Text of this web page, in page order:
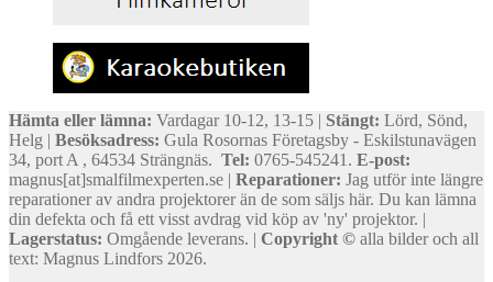
Hämta eller lämna: Vardagar 10-12, 13-15 | Stängt: Lörd, Sönd,
Helg | Besöksadress: Gula Rosornas Företagsby - Eskilstunavägen
34, port A , 64534 Strängnäs. Tel: 0765-545241. E-post:
magnus[at]smalfilmexperten.se | Reparationer: Jag utför inte längre
reparationer av andra projektorer än de som säljs här. Du kan lämna
din defekta och få ett visst avdrag vid köp av 'ny' projektor. |
Lagerstatus: Omgående leverans. | Copyright © alla bilder och all
text: Magnus Lindfors 2026.